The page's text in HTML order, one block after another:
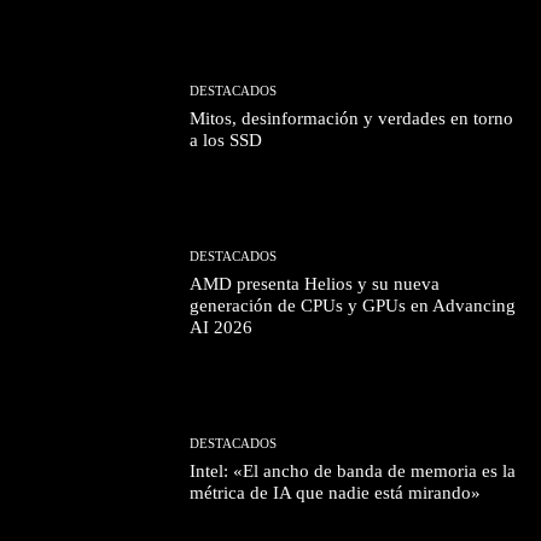
DESTACADOS
Mitos, desinformación y verdades en torno
a los SSD
DESTACADOS
AMD presenta Helios y su nueva
generación de CPUs y GPUs en Advancing
AI 2026
DESTACADOS
Intel: «El ancho de banda de memoria es la
métrica de IA que nadie está mirando»